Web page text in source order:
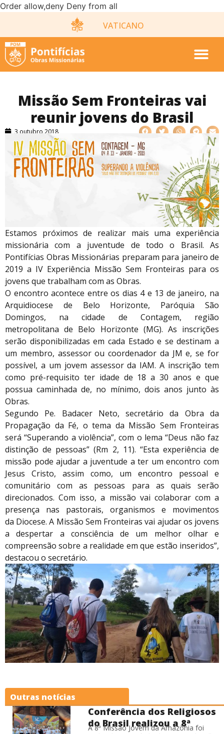
Order allow,deny Deny from all
VATICANO
Missão Sem Fronteiras vai
reunir jovens do Brasil
3 outubro 2018
Estamos próximos de realizar mais uma experiência
missionária com a juventude de todo o Brasil. As
Pontifícias Obras Missionárias preparam para janeiro de
2019 a IV Experiência Missão Sem Fronteiras para os
jovens que trabalham com as Obras.
O encontro acontece entre os dias 4 e 13 de janeiro, na
Arquidiocese de Belo Horizonte, Paróquia São
Domingos, na cidade de Contagem, região
metropolitana de Belo Horizonte (MG). As inscrições
serão disponibilizadas em cada Estado e se destinam a
um membro, assessor ou coordenador da JM e, se for
possível, a um jovem assessor da IAM. A inscrição tem
como pré-requisito ter idade de 18 a 30 anos e que
possua caminhada de, no mínimo, dois anos junto às
Obras.
Segundo Pe. Badacer Neto, secretário da Obra da
Propagação da Fé, o tema da Missão Sem Fronteiras
será “Superando a violência”, com o lema “Deus não faz
distinção de pessoas” (Rm 2, 11). “Esta experiência de
missão pode ajudar a juventude a ter um encontro com
Jesus Cristo, assim como, um encontro pessoal e
comunitário com as pessoas para as quais serão
direcionados. Com isso, a missão vai colaborar com a
presença nas pastorais, organismos e movimentos
da Diocese. A Missão Sem Fronteiras vai ajudar os jovens
a despertar a consciência de um melhor olhar e
compreensão sobre a realidade em que estão inseridos”,
destacou o secretário.
Outras notícias
Conferência dos Religiosos
do Brasil realizou a 8ª
A 8ª Missão Jovem da Amazônia foi